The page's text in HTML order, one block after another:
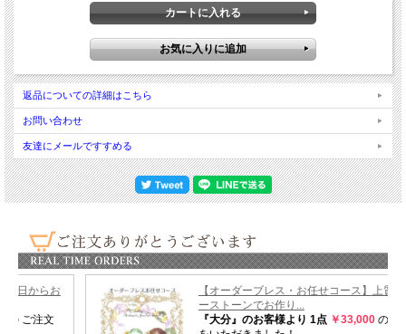
「Rose Moon Light」
薔薇色の月光のもとで
あなたが美しく輝くように
返品についての詳細はこちら
お問い合わせ
友達にメールですすめる